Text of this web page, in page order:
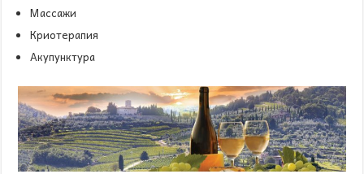
Массажи
Криотерапия
Акупунктура